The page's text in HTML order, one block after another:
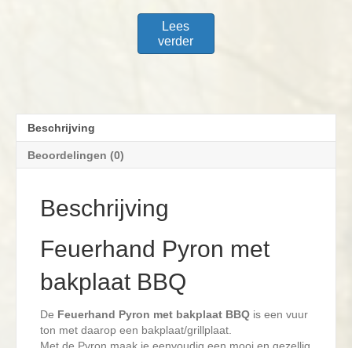
Lees
verder
Beschrijving
Beoordelingen (0)
Beschrijving
Feuerhand Pyron met
bakplaat BBQ
De Feuerhand Pyron met bakplaat BBQ is een vuur
ton met daarop een bakplaat/grillplaat.